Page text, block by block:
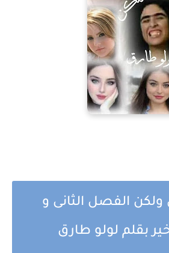
ولكن الفصل الثانى و
بقلم لولو طارق